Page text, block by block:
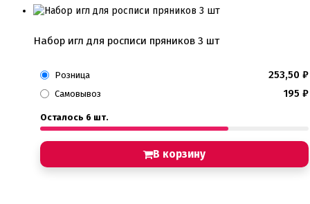
Набор игл для росписи пряников 3 шт
Розница 253,50 ₽
Самовывоз 195 ₽
Осталось 6 шт.
В корзину